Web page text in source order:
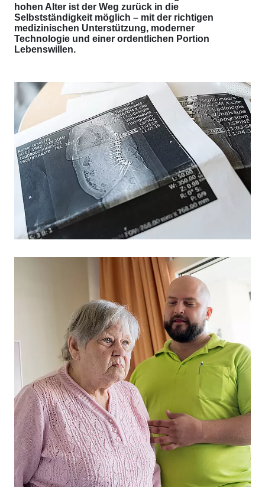
hohen Alter ist der Weg zurück in die
Selbstständigkeit möglich – mit der richtigen
medizinischen Unterstützung, moderner
Technologie und einer ordentlichen Portion
Lebenswillen.